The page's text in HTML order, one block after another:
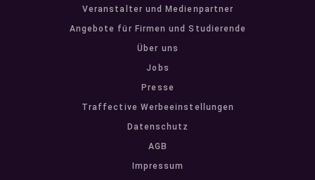
Veranstalter und Medienpartner
Angebote für Firmen und Studierende
Über uns
Jobs
Presse
Traffective Werbeeinstellungen
Datenschutz
AGB
Impressum